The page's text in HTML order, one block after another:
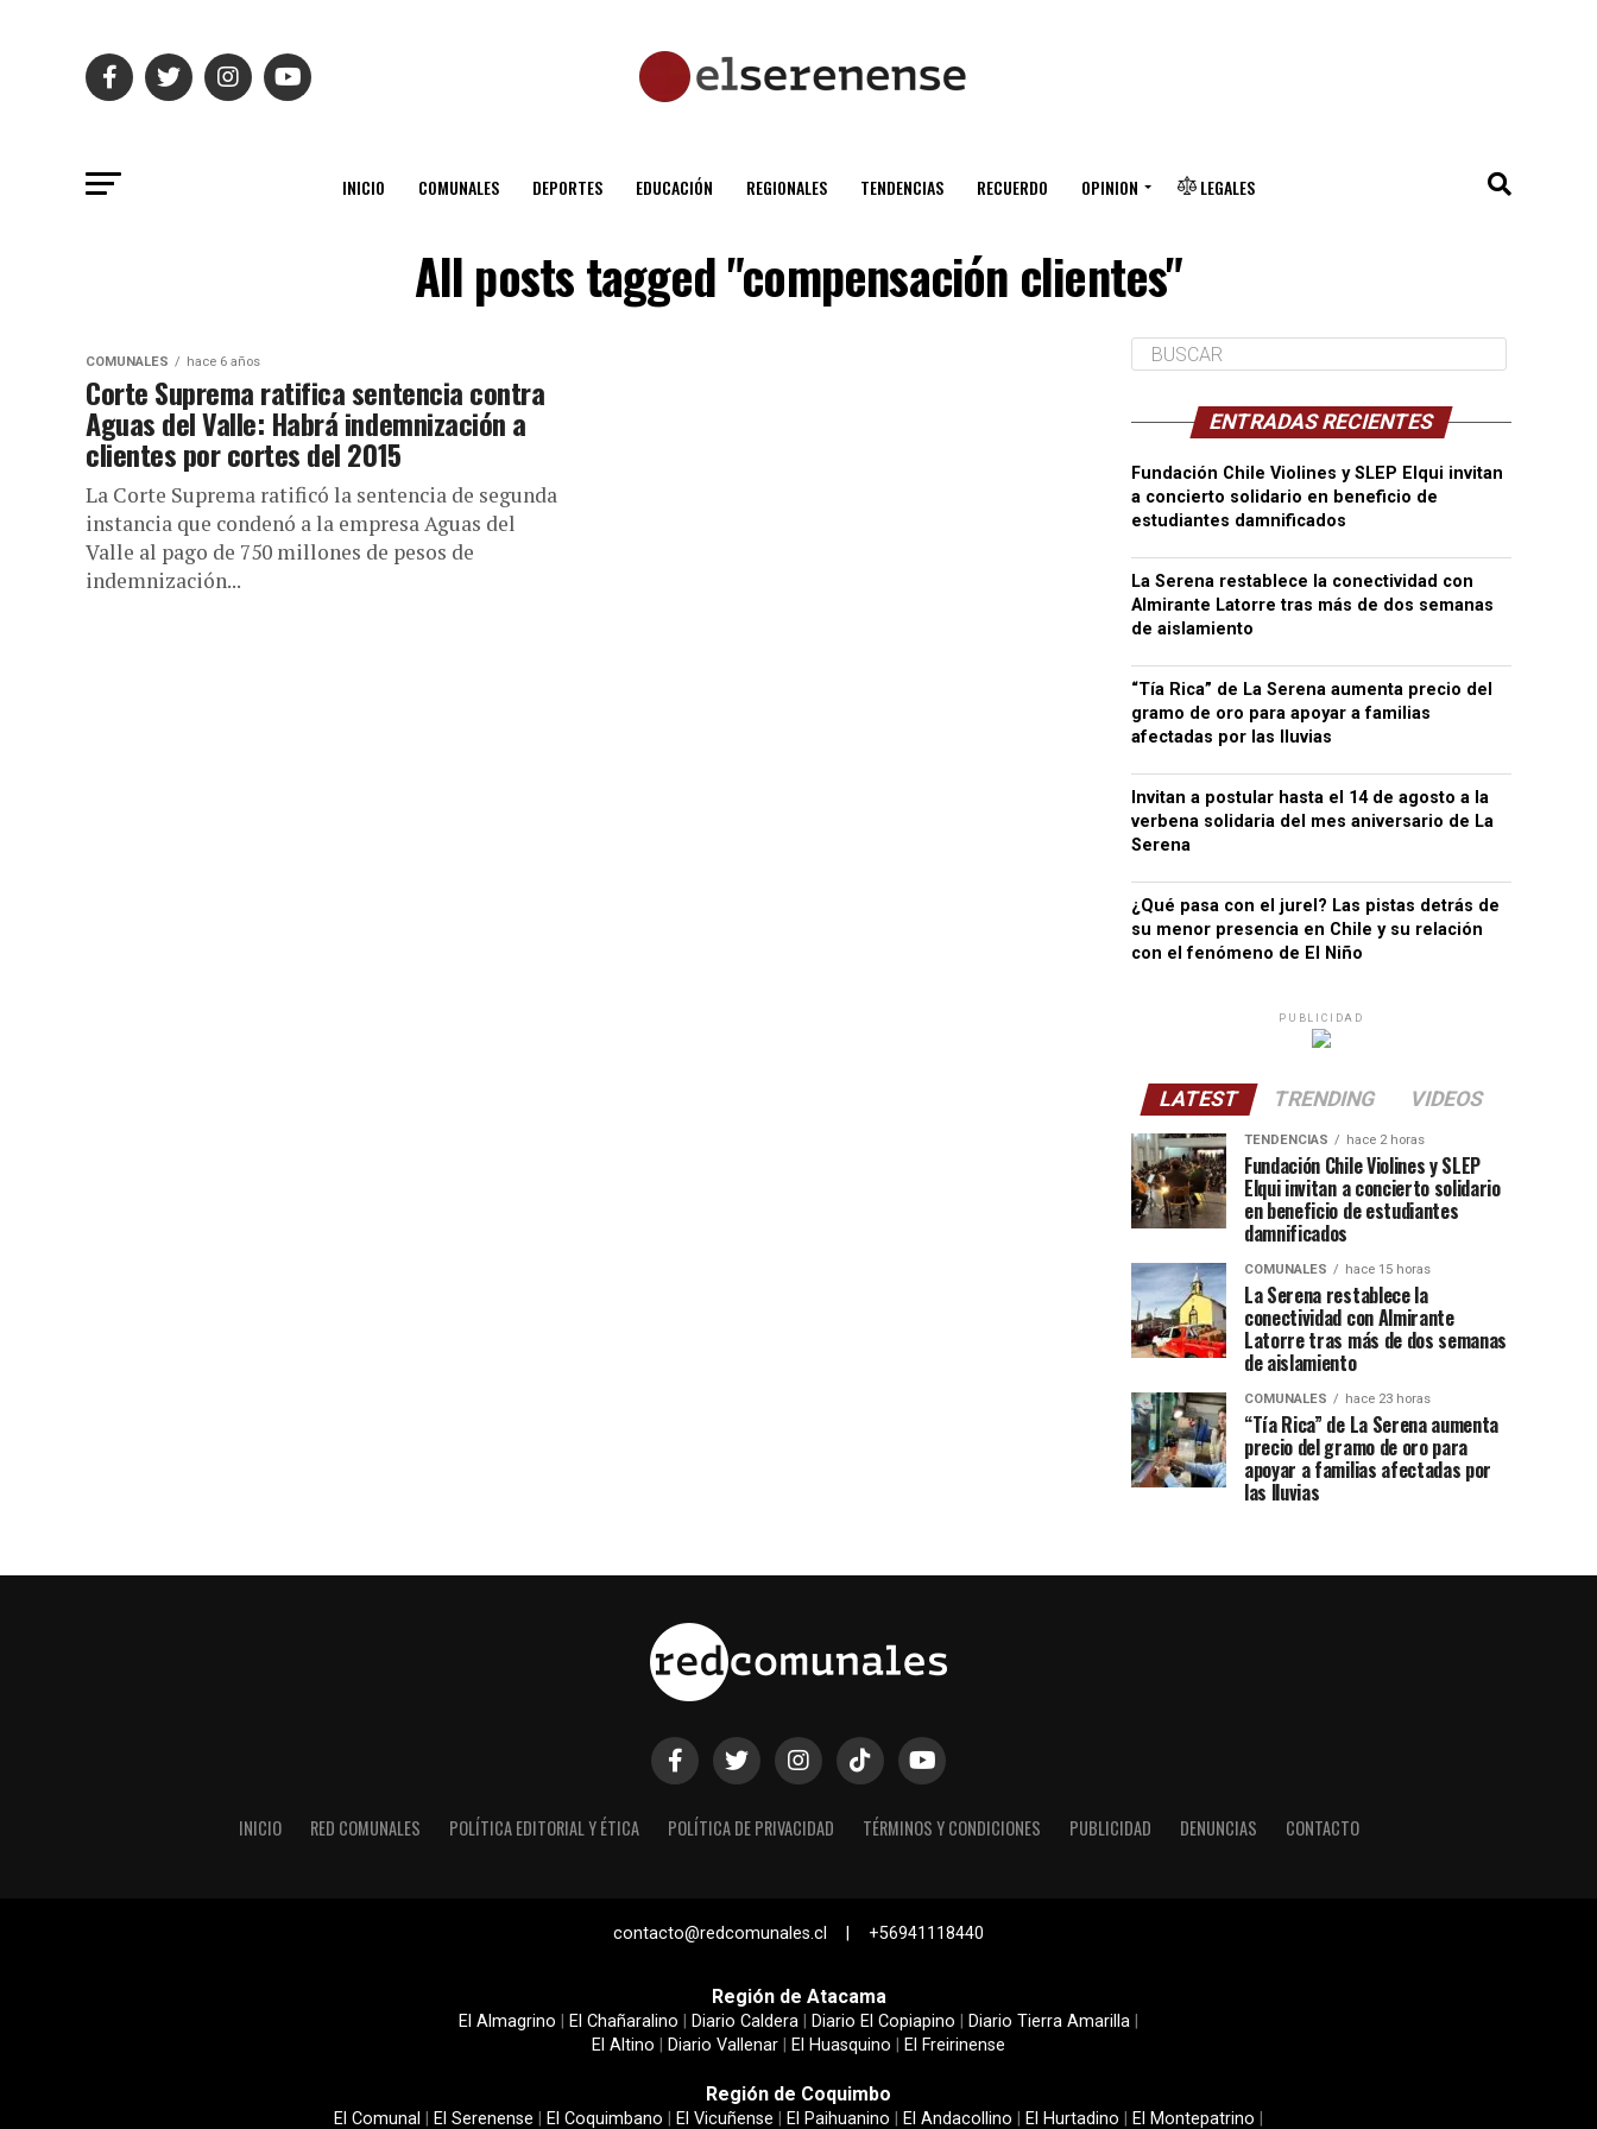
INICIO COMUNALES DEPORTES EDUCACIÓN REGIONALES TENDENCIAS RECUERDO OPINION LEGALES
All posts tagged "compensación clientes"
COMUNALES hace 6 años
Corte Suprema ratifica sentencia contra
Aguas del Valle: Habrá indemnización a
clientes por cortes del 2015
La Corte Suprema ratificó la sentencia de segunda
instancia que condenó a la empresa Aguas del
Valle al pago de 750 millones de pesos de
indemnización...
ENTRADAS RECIENTES
Fundación Chile Violines y SLEP Elqui invitan
a concierto solidario en beneficio de
estudiantes damnificados
La Serena restablece la conectividad con
Almirante Latorre tras más de dos semanas
de aislamiento
“Tía Rica” de La Serena aumenta precio del
gramo de oro para apoyar a familias
afectadas por las lluvias
Invitan a postular hasta el 14 de agosto a la
verbena solidaria del mes aniversario de La
Serena
¿Qué pasa con el jurel? Las pistas detrás de
su menor presencia en Chile y su relación
con el fenómeno de El Niño
PUBLICIDAD
LATEST TRENDING VIDEOS
TENDENCIAS hace 2 horas
Fundación Chile Violines y SLEP
Elqui invitan a concierto solidario
en beneficio de estudiantes
damnificados
COMUNALES hace 15 horas
La Serena restablece la
conectividad con Almirante
Latorre tras más de dos semanas
de aislamiento
COMUNALES hace 23 horas
“Tía Rica” de La Serena aumenta
precio del gramo de oro para
apoyar a familias afectadas por
las lluvias
INICIO RED COMUNALES POLÍTICA EDITORIAL Y ÉTICA POLÍTICA DE PRIVACIDAD TÉRMINOS Y CONDICIONES PUBLICIDAD DENUNCIAS CONTACTO
contacto@redcomunales.cl | +56941118440
Región de Atacama
El Almagrino El Chañaralino Diario Caldera Diario El Copiapino Diario Tierra Amarilla
El Altino
Diario Vallenar El Huasquino El Freirinense
Región de Coquimbo
El Comunal El Serenense El Coquimbano El Vicuñense El Paihuanino El Andacollino El Hurtadino El Montepatrino